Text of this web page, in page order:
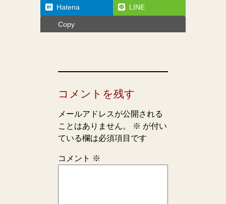
Hatena LINE
Copy
コメントを残す
メールアドレスが公開される
ことはありません。
※ が付い
ている欄は必須項目です
コメント ※